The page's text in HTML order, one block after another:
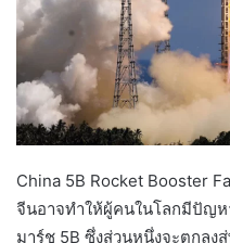
China 5B Rocket Booster
จีนอาจทำให้ผู้คนในโลกมีปัญห
มาร์ช 5B ซึ่งส่วนหนึ่งจะตกลง